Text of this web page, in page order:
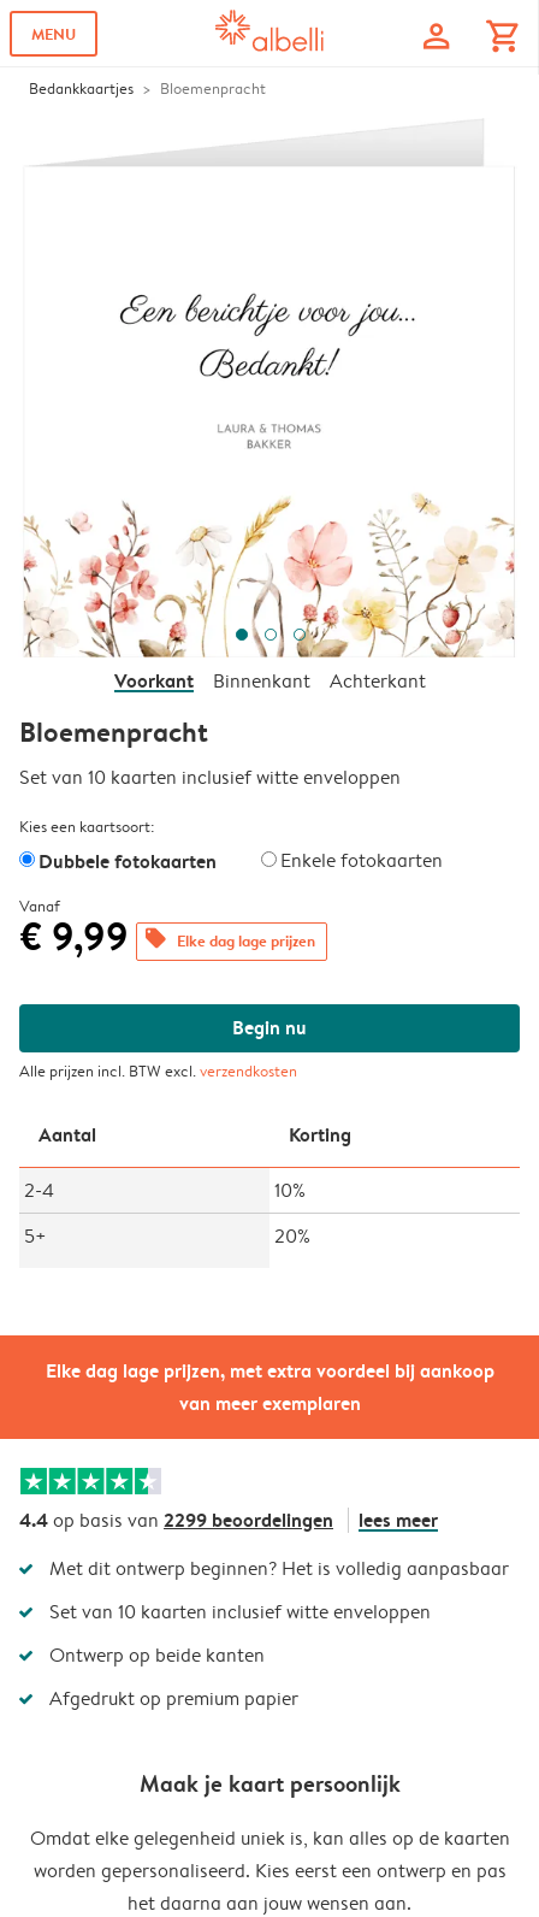
MENU profile shopping_cart
Bedankkaartjes Bloemenpracht
Elke dag lage prijzen, met extra voordeel bij aankoop
van meer exemplaren
Voorkant Binnenkant Achterkant
Bloemenpracht
Set van 10 kaarten inclusief witte enveloppen
Kies een kaartsoort:
Dubbele fotokaarten Enkele fotokaarten
Vanaf
€ 9,99 offers Elke dag lage prijzen
Begin nu
Alle prijzen incl. BTW excl.verzendkosten
Aantal Korting
2-4
10%
5+
20%
4.4op basis van 2299 beoordelingen lees meer
Met dit ontwerp beginnen? Het is volledig aanpasbaar
Set van 10 kaarten inclusief witte enveloppen
Ontwerp op beide kanten
Afgedrukt op premium papier
Maak je kaart persoonlijk
Omdat elke gelegenheid uniek is, kan alles op de kaarten
worden gepersonaliseerd. Kies eerst een ontwerp en pas
het daarna aan jouw wensen aan.